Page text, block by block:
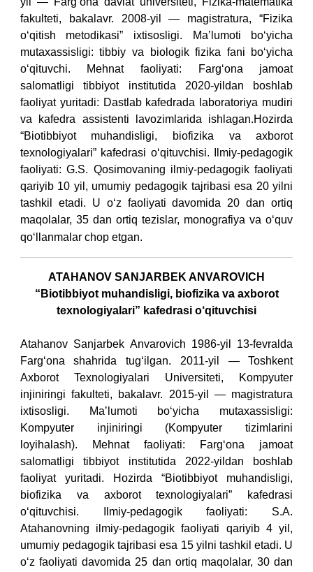
fakulteti, bakalavr. 2008-yil — magistratura, “Fizika
o‘qitish metodikasi” ixtisosligi.
Maʼlumoti bo‘yicha
mutaxassisligi: tibbiy va biologik fizika fani bo‘yicha
o‘qituvchi. Mehnat faoliyati:
Farg‘ona jamoat
salomatligi tibbiyot institutida 2020-yildan boshlab
faoliyat yuritadi: Dastlab kafedrada laboratoriya mudiri
va kafedra assistenti lavozimlarida ishlagan.Hozirda
“Biotibbiyot muhandisligi, biofizika va axborot
texnologiyalari” kafedrasi o‘qituvchisi.
Ilmiy-pedagogik
faoliyati:G.S. Qosimovaning ilmiy-pedagogik faoliyati
qariyib 10 yil, umumiy pedagogik tajribasi esa 20 yilni
tashkil etadi. U o‘z faoliyati davomida 20 dan ortiq
maqolalar, 35 dan ortiq tezislar, monografiya va o‘quv
qo‘llanmalar chop etgan.
ATAHANOV SANJARBEK ANVAROVICH
“Biotibbiyot muhandisligi, biofizika va axborot
texnologiyalari” kafedrasi o‘qituvchisi
Atahanov Sanjarbek Anvarovich 1986-yil 13-fevralda
Farg‘ona shahrida tug‘ilgan. 2011-yil — Toshkent
Axborot Texnologiyalari Universiteti, Kompyuter
injiniringi fakulteti, bakalavr. 2015-yil — magistratura
ixtisosligi.
Maʼlumoti bo‘yicha mutaxassisligi:
Kompyuter injiniringi (Kompyuter tizimlarini
loyihalash).
Mehnat faoliyati:
Farg‘ona jamoat
salomatligi tibbiyot institutida 2022-yildan boshlab
faoliyat yuritadi.
Hozirda “Biotibbiyot muhandisligi,
biofizika va axborot texnologiyalari” kafedrasi
o‘qituvchisi.
Ilmiy-pedagogik faoliyati: S.A.
Atahanovning ilmiy-pedagogik faoliyati qariyib 4 yil,
umumiy pedagogik tajribasi esa 15 yilni tashkil etadi. U
o‘z faoliyati davomida 25 dan ortiq maqolalar, 30 dan